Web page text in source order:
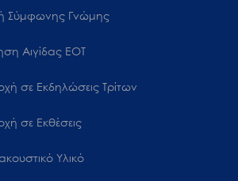
Σύμφωνης Γνώμης
Αιγίδας ΕΟΤ
σε Εκδηλώσεις Τρίτων
σε Εκθέσεις
Υλικό